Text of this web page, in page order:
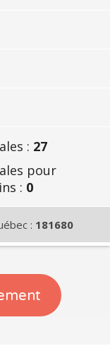
: 27
pour
: 0
: 181680